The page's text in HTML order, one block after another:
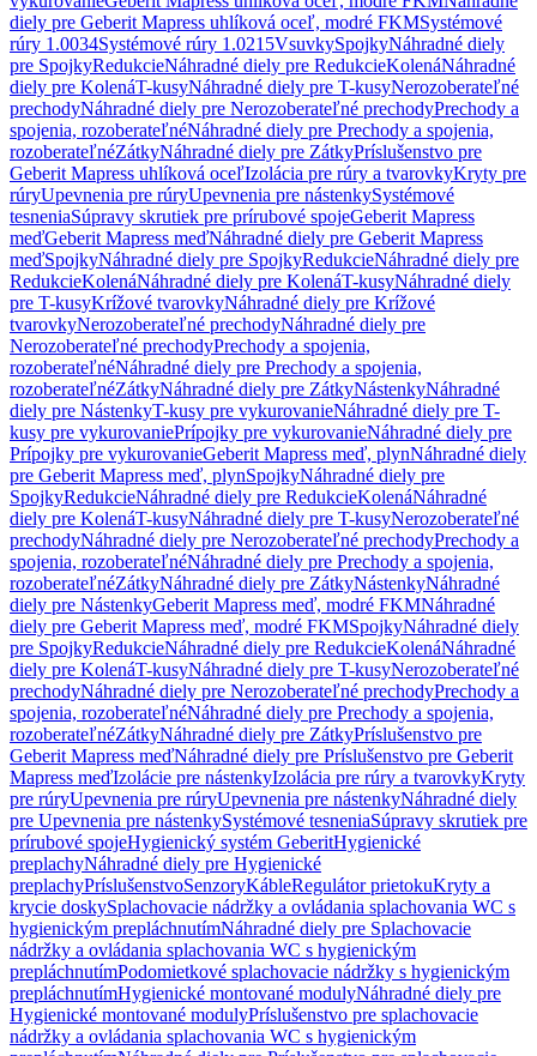
diely pre Geberit Mapress uhlíková oceľ, modré FKMSystémové
rúry 1.0034Systémové rúry 1.0215VsuvkySpojkyNáhradné diely
pre SpojkyRedukcieNáhradné diely pre RedukcieKolenáNáhradné
diely pre KolenáT-kusyNáhradné diely pre T-kusyNerozoberateľné
prechodyNáhradné diely pre Nerozoberateľné prechodyPrechody a
spojenia, rozoberateľnéNáhradné diely pre Prechody a spojenia,
rozoberateľnéZátkyNáhradné diely pre ZátkyPríslušenstvo pre
Geberit Mapress uhlíková oceľIzolácia pre rúry a tvarovkyKryty pre
rúryUpevnenia pre rúryUpevnenia pre nástenkySystémové
tesneniaSúpravy skrutiek pre prírubové spojeGeberit Mapress
meďGeberit Mapress meďNáhradné diely pre Geberit Mapress
meďSpojkyNáhradné diely pre SpojkyRedukcieNáhradné diely pre
RedukcieKolenáNáhradné diely pre KolenáT-kusyNáhradné diely
pre T-kusyKrížové tvarovkyNáhradné diely pre Krížové
tvarovkyNerozoberateľné prechodyNáhradné diely pre
Nerozoberateľné prechodyPrechody a spojenia,
rozoberateľnéNáhradné diely pre Prechody a spojenia,
rozoberateľnéZátkyNáhradné diely pre ZátkyNástenkyNáhradné
diely pre NástenkyT-kusy pre vykurovanieNáhradné diely pre T-
kusy pre vykurovaniePrípojky pre vykurovanieNáhradné diely pre
Prípojky pre vykurovanieGeberit Mapress meď, plynNáhradné diely
pre Geberit Mapress meď, plynSpojkyNáhradné diely pre
SpojkyRedukcieNáhradné diely pre RedukcieKolenáNáhradné
diely pre KolenáT-kusyNáhradné diely pre T-kusyNerozoberateľné
prechodyNáhradné diely pre Nerozoberateľné prechodyPrechody a
spojenia, rozoberateľnéNáhradné diely pre Prechody a spojenia,
rozoberateľnéZátkyNáhradné diely pre ZátkyNástenkyNáhradné
diely pre NástenkyGeberit Mapress meď, modré FKMNáhradné
diely pre Geberit Mapress meď, modré FKMSpojkyNáhradné diely
pre SpojkyRedukcieNáhradné diely pre RedukcieKolenáNáhradné
diely pre KolenáT-kusyNáhradné diely pre T-kusyNerozoberateľné
prechodyNáhradné diely pre Nerozoberateľné prechodyPrechody a
spojenia, rozoberateľnéNáhradné diely pre Prechody a spojenia,
rozoberateľnéZátkyNáhradné diely pre ZátkyPríslušenstvo pre
Geberit Mapress meďNáhradné diely pre Príslušenstvo pre Geberit
Mapress meďIzolácie pre nástenkyIzolácia pre rúry a tvarovkyKryty
pre rúryUpevnenia pre rúryUpevnenia pre nástenkyNáhradné diely
pre Upevnenia pre nástenkySystémové tesneniaSúpravy skrutiek pre
prírubové spojeHygienický systém GeberitHygienické
preplachyNáhradné diely pre Hygienické
preplachyPríslušenstvoSenzoryKábleRegulátor prietokuKryty a
krycie doskySplachovacie nádržky a ovládania splachovania WC s
hygienickým prepláchnutímNáhradné diely pre Splachovacie
nádržky a ovládania splachovania WC s hygienickým
prepláchnutímPodomietkové splachovacie nádržky s hygienickým
prepláchnutímHygienické montované modulyNáhradné diely pre
Hygienické montované modulyPríslušenstvo pre splachovacie
nádržky a ovládania splachovania WC s hygienickým